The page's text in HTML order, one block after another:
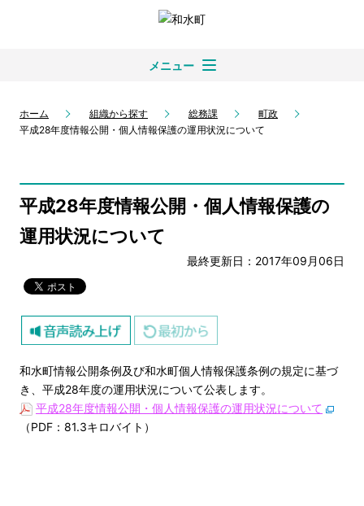
メニュー
ホーム 組織から探す 総務課
町政
平成28年度情報公開・個人情報保護の運用状況について
平成28年度情報公開・個人情報保護の
運用状況について
最終更新日：2017年09月06日
和水町情報公開条例及び和水町個人情報保護条例の規定に基づ
き、平成28年度の運用状況について公表します。
平成28年度情報公開・個人情報保護の運用状況について
（PDF：81.3キロバイト）